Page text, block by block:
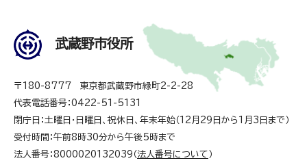
武蔵野市役所
〒180-8777 東京都武蔵野市緑町2-2-28
代表電話番号：0422-51-5131
閉庁日：土曜日・日曜日、祝休日、年末年始（12月29日から1月3日まで）
受付時間：午前8時30分から午後5時まで
法人番号：8000020132039（ 法人番号について ）